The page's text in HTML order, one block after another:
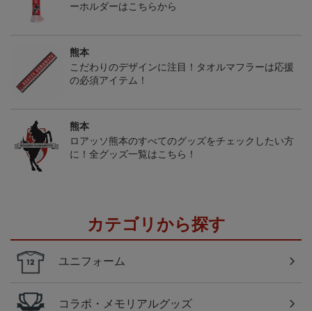
ーホルダーはこちらから
熊本
こだわりのデザインに注目！タオルマフラーは応援
の必須アイテム！
熊本
ロアッソ熊本のすべてのグッズをチェックしたい方
に！全グッズ一覧はこちら！
カテゴリから探す
ユニフォーム
コラボ・メモリアルグッズ